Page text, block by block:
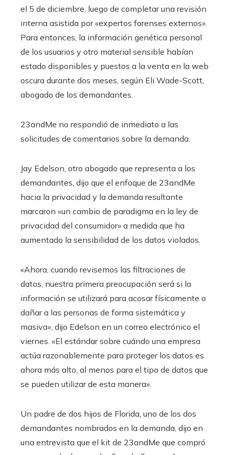
el 5 de diciembre, luego de completar una revisión
interna asistida por «expertos forenses externos».
Para entonces, la información genética personal
de los usuarios y otro material sensible habían
estado disponibles y puestos a la venta en la web
oscura durante dos meses, según Eli Wade-Scott,
abogado de los demandantes.
23andMe no respondió de inmediato a las
solicitudes de comentarios sobre la demanda.
Jay Edelson, otro abogado que representa a los
demandantes, dijo que el enfoque de 23andMe
hacia la privacidad y la demanda resultante
marcaron «un cambio de paradigma en la ley de
privacidad del consumidor» a medida que ha
aumentado la sensibilidad de los datos violados.
«Ahora, cuando revisemos las filtraciones de
datos, nuestra primera preocupación será si la
información se utilizará para acosar físicamente o
dañar a las personas de forma sistemática y
masiva», dijo Edelson en un correo electrónico el
viernes. «El estándar sobre cuándo una empresa
actúa razonablemente para proteger los datos es
ahora más alto, al menos para el tipo de datos que
se pueden utilizar de esta manera».
Un padre de dos hijos de Florida, uno de los dos
demandantes nombrados en la demanda, dijo en
una entrevista que el kit de 23andMe que compró